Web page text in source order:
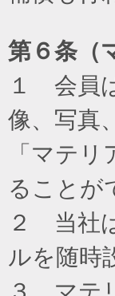
第６条（
１ 会員
像、写真
「マテ
ることが
２ 当社
ルを随時